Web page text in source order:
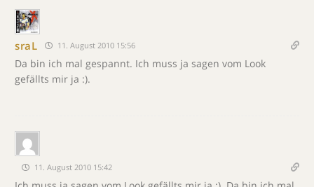
sraL 11. August 2010 15:56
Da bin ich mal gespannt. Ich muss ja sagen vom Look
gefällts mir ja :).
11. August 2010 15:42